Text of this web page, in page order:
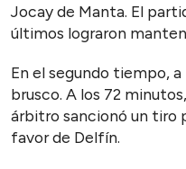
Jocay de Manta. El
últimos lograron
En el segundo tiempo,
brusco. A los 72
árbitro sancionó un tiro
favor de Delfín.